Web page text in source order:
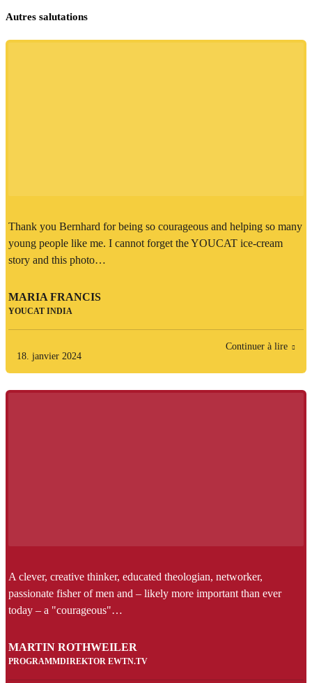
Autres salutations
Thank you Bernhard for being so courageous and helping so many
young people like me. I cannot forget the YOUCAT ice-cream
story and this photo…
MARIA FRANCIS
YOUCAT INDIA
18. janvier 2024
Continuer à lire
A clever, creative thinker, educated theologian, networker,
passionate fisher of men and – likely more important than ever
today – a "courageous"…
MARTIN ROTHWEILER
PROGRAMMDIREKTOR EWTN.TV